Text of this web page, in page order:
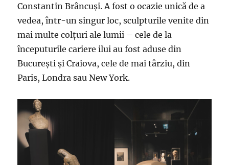
Constantin Brâncuși. A fost o ocazie unică de a
vedea, într-un singur loc, sculpturile venite din
mai multe colțuri ale lumii – cele de la
începuturile cariere ilui au fost aduse din
București și Craiova, cele de mai târziu, din
Paris, Londra sau New York.